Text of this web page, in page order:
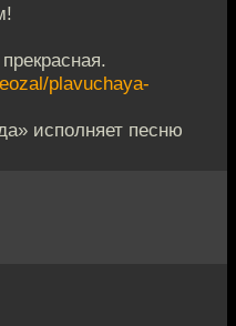
plavuchaya-
исполняет песню